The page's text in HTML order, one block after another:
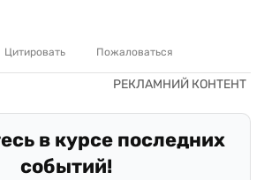
Цитировать Пожаловаться
в курсе последних
событий!